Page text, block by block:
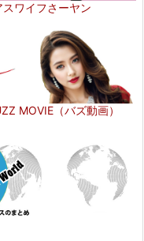
ワイフさーヤン
MOVIE（バズ動画）